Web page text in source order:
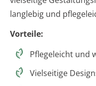
langlebig und
Vorteile:
Pflegeleicht und
Vielseitige